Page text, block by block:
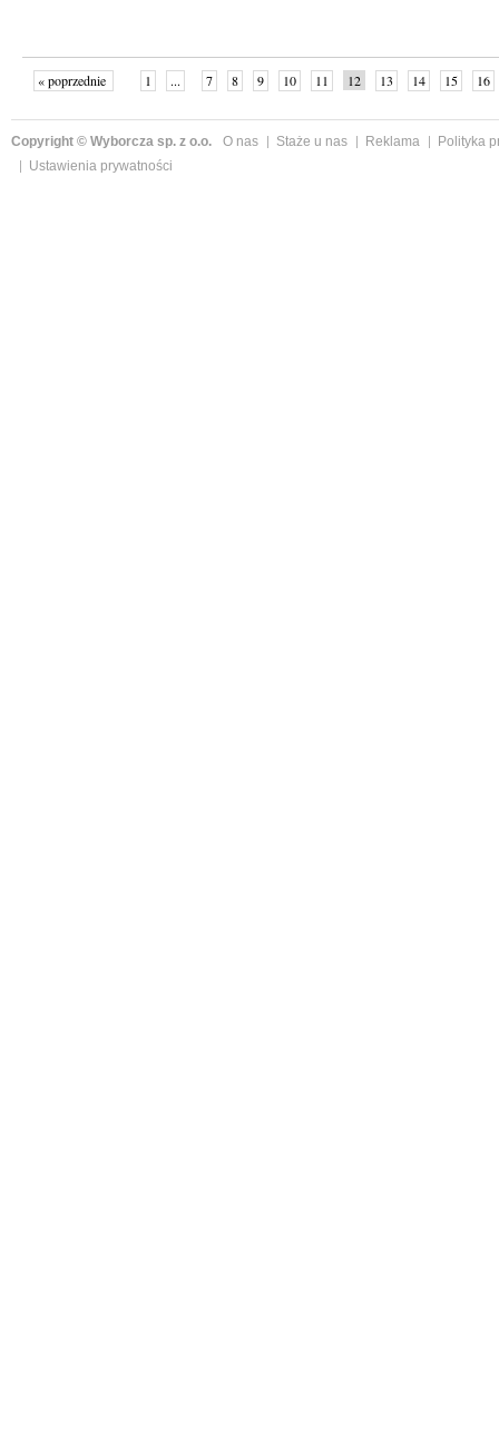
« poprzednie 1 ... 7 8 9 10 11 12 13 14 15 16
Copyright © Wyborcza sp. z o.o. O nas Staże u nas Reklama
Polityka
Ustawienia prywatności